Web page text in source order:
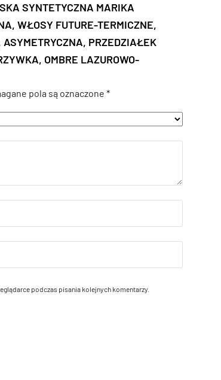
SYNTETYCZNA MARIKA
WŁOSY FUTURE-TERMICZNE,
PRZEDZIAŁEK
OMBRE LAZUROWO-
pola są oznaczone *
podczas pisania kolejnych komentarzy.